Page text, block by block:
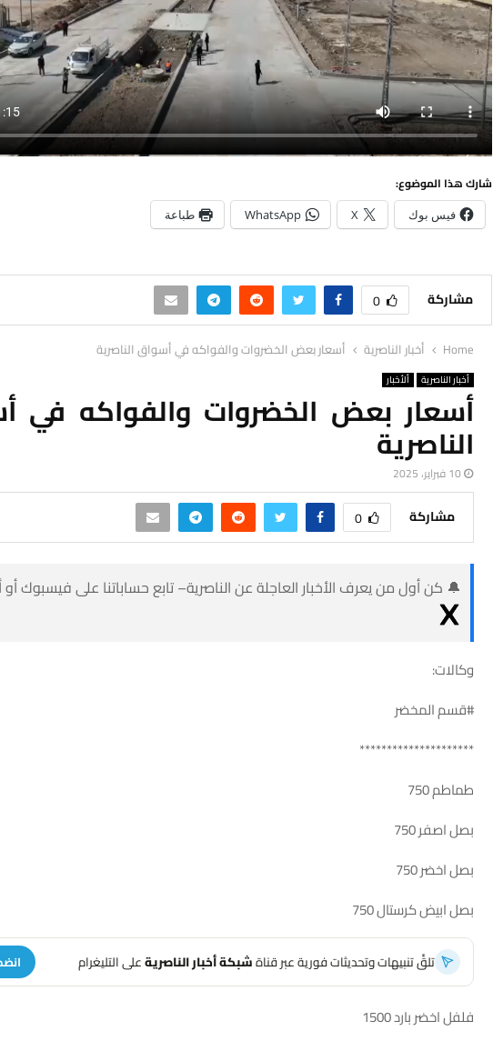
شارك هذا الموضوع:
فيس بوك X
WhatsApp طباعة
مشاركة 0
Home أخبار الناصرية أسعار بعض الخضروات والفواكه في أسواق الناصرية
أخبار الناصرية ألأخبار
أسعار بعض الخضروات والفواكه في
الناصرية
10 فبراير، 2025
مشاركة 0
🔔 كن أول من يعرف الأخبار العاجلة عن الناصرية– تابع حساباتنا على فيسبوك
وكالات:
#قسم المخضر
*********************
طماطم 750
بصل اصفر 750
بصل اخضر 750
بصل ابيض كرستال 750
تلقَّ تنبيهات وتحديثات فورية عبر قناةشبكة أخبار الناصريةعلى التليغرام
فلفل اخضر بارد 1500